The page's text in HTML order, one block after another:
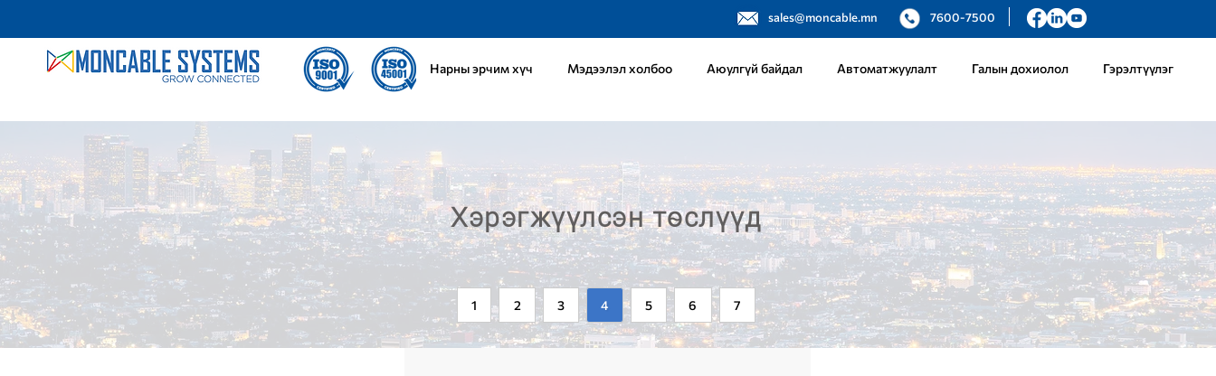
sales@moncable.mn 7600-7500
Нарны эрчим хүч Мэдээлэл холбоо Аюулгүй байдал Автоматжуулалт Галын дохиолол Гэрэлтүүлэг
Хэрэгжүүлсэн төслүүд
1 2 3 4 5 6 7